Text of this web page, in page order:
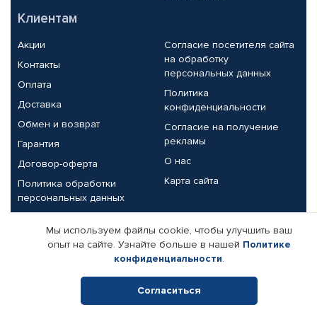
Клиентам
Акции
Контакты
Оплата
Доставка
Обмен и возврат
Гарантия
Договор-оферта
Политика обработки
персональных данных
Согласие посетителя сайта
на обработку
персональных данных
Политика
конфиденциальности
Согласие на получение
рекламы
О нас
Карта сайта
Партнерам
Корпоративным клиентам
Поставщикам
Реквизиты компании
Мы используем файлы cookie, чтобы улучшить ваш
опыт на сайте. Узнайте больше в нашей Политике
конфиденциальности.
Согласиться